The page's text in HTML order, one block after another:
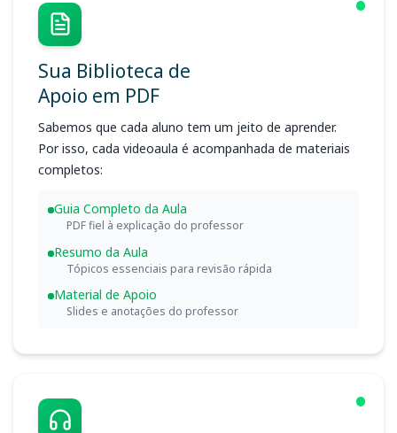
Sua Biblioteca de
Apoio em PDF
Sabemos que cada aluno tem um jeito de aprender.
Por isso, cada videoaula é acompanhada de materiais
completos:
Guia Completo da Aula
PDF fiel à explicação do professor
Resumo da Aula
Tópicos essenciais para revisão rápida
Material de Apoio
Slides e anotações do professor